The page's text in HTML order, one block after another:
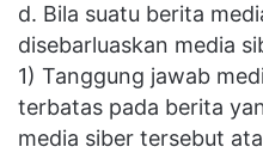
d. Bila suatu berita
disebarluaskan media
1) Tanggung jawab
terbatas pada berita
media siber tersebut